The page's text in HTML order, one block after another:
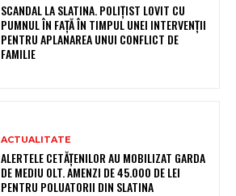
SCANDAL LA SLATINA. POLIȚIST LOVIT CU
PUMNUL ÎN FAȚĂ ÎN TIMPUL UNEI INTERVENȚII
PENTRU APLANAREA UNUI CONFLICT DE
FAMILIE
ACTUALITATE
ALERTELE CETĂȚENILOR AU MOBILIZAT GARDA
DE MEDIU OLT. AMENZI DE 45.000 DE LEI
PENTRU POLUATORII DIN SLATINA